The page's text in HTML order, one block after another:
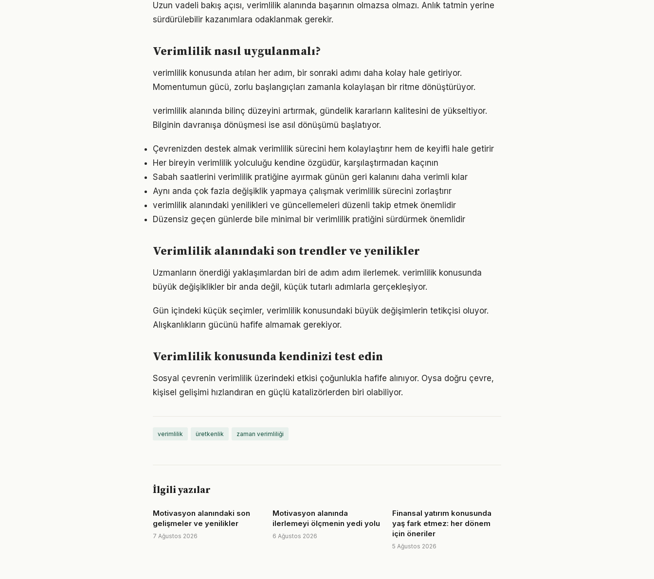
Uzun vadeli bakış açısı, verimlilik alanında başarının olmazsa olmazı. Anlık tatmin yerine
sürdürülebilir kazanımlara odaklanmak gerekir.
Verimlilik nasıl uygulanmalı?
verimlilik konusunda atılan her adım, bir sonraki adımı daha kolay hale getiriyor.
Momentumun gücü, zorlu başlangıçları zamanla kolaylaşan bir ritme dönüştürüyor.
verimlilik alanında bilinç düzeyini artırmak, gündelik kararların kalitesini de yükseltiyor.
Bilginin davranışa dönüşmesi ise asıl dönüşümü başlatıyor.
Çevrenizden destek almak verimlilik sürecini hem kolaylaştırır hem de keyifli hale getirir
Her bireyin verimlilik yolculuğu kendine özgüdür, karşılaştırmadan kaçının
Sabah saatlerini verimlilik pratiğine ayırmak günün geri kalanını daha verimli kılar
Aynı anda çok fazla değişiklik yapmaya çalışmak verimlilik sürecini zorlaştırır
verimlilik alanındaki yenilikleri ve güncellemeleri düzenli takip etmek önemlidir
Düzensiz geçen günlerde bile minimal bir verimlilik pratiğini sürdürmek önemlidir
Verimlilik alanındaki son trendler ve yenilikler
Uzmanların önerdiği yaklaşımlardan biri de adım adım ilerlemek. verimlilik konusunda
büyük değişiklikler bir anda değil, küçük tutarlı adımlarla gerçekleşiyor.
Gün içindeki küçük seçimler, verimlilik konusundaki büyük değişimlerin tetikçisi oluyor.
Alışkanlıkların gücünü hafife almamak gerekiyor.
Verimlilik konusunda kendinizi test edin
Sosyal çevrenin verimlilik üzerindeki etkisi çoğunlukla hafife alınıyor. Oysa doğru çevre,
kişisel gelişimi hızlandıran en güçlü katalizörlerden biri olabiliyor.
verimlilik üretkenlik zaman verimliliği
İlgili yazılar
Motivasyon alanındaki son
gelişmeler ve yenilikler
7 Ağustos 2026
Motivasyon alanında
ilerlemeyi ölçmenin yedi yolu
6 Ağustos 2026
Finansal yatırım konusunda
yaş fark etmez: her dönem
için öneriler
5 Ağustos 2026